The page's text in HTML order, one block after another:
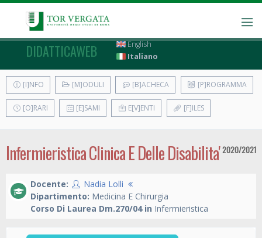
DIDATTICAWEB
English
Italiano
[I]NFO [M]ODULI [B]ACHECA [P]ROGRAMMA
[O]RARI [E]SAMI E[V]ENTI [F]ILES
Infermieristica Clinica E Delle Disabilita' 2020/2021
Docente:
Nadia Lolli
Dipartimento: Medicina E Chirurgia
Corso Di Laurea Dm.270/04 in Infermieristica